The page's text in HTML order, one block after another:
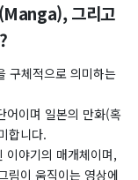
그리고
구체적으로 의미하는
어이며 일본의 만화(혹
합니다.
이야기의 매개체이며,
림이 움직이는 영상에